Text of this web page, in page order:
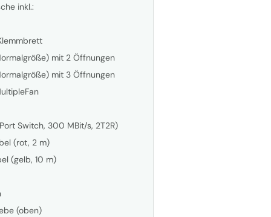
inkl.:
mit 2 Öffnungen
mit 3 Öffnungen
Switch, 300 MBit/s, 2T2R)
(rot, 2 m)
(gelb, 10 m)
(oben)